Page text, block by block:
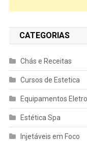
CATEGORIAS
Chás e Receitas
Cursos de Estetica
Equipamentos
Estética Spa
Injetáveis em Foco